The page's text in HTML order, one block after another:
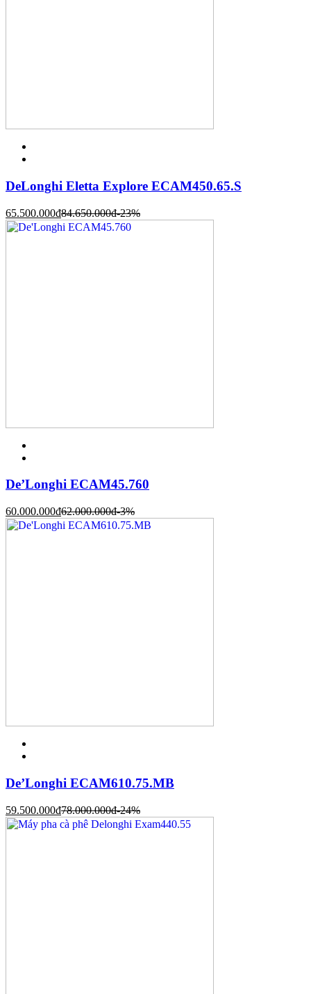
DeLonghi Eletta Explore ECAM450.65.S
65.500.000đ84.650.000đ-23%
De’Longhi ECAM45.760
60.000.000đ62.000.000đ-3%
De’Longhi ECAM610.75.MB
59.500.000đ78.000.000đ-24%